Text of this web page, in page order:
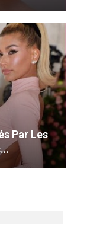
Par Les